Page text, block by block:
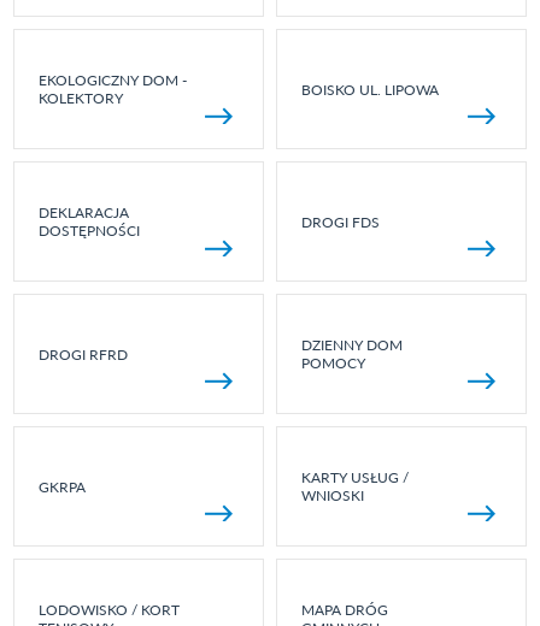
EKOLOGICZNY DOM -
KOLEKTORY
BOISKO UL. LIPOWA
DEKLARACJA
DOSTĘPNOŚCI
DROGI FDS
DROGI RFRD
DZIENNY DOM
POMOCY
GKRPA
KARTY USŁUG /
WNIOSKI
LODOWISKO / KORT
MAPA DRÓG